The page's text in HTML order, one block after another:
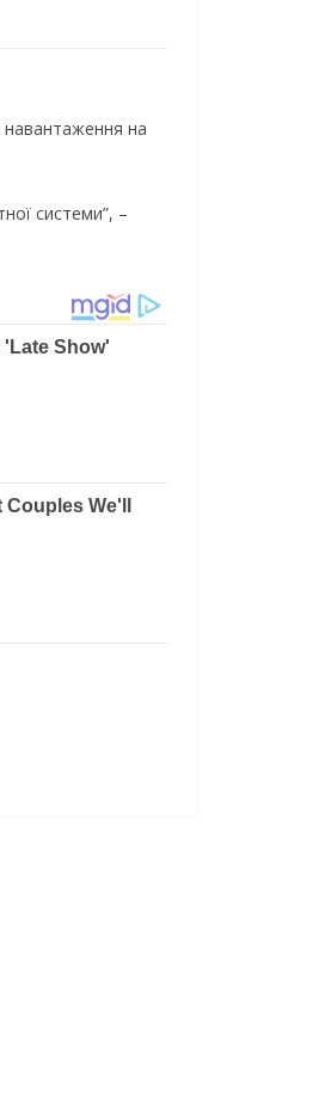
навантаження на
системи”, –